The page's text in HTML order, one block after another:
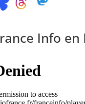
Info en